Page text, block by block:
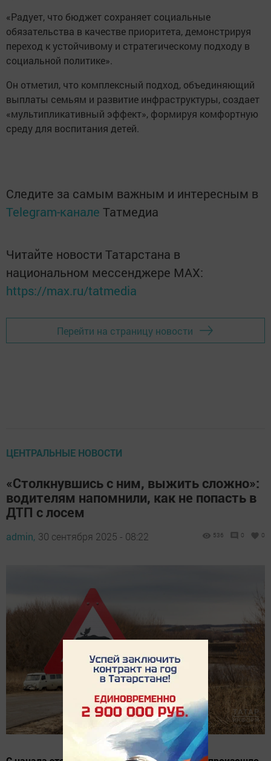
«Радует, что бюджет сохраняет социальные
обязательства в качестве приоритета, демонстрируя
переход к устойчивому и стратегическому подходу в
социальной политике».
Он отметил, что комплексный подход, объединяющий
выплаты семьям и развитие инфраструктуры, создает
«мультипликативный эффект», формируя комфортную
среду для воспитания детей.
Следите за самым важным и интересным в
Telegram-канале Татмедиа
Читайте новости Татарстана в
национальном мессенджере MАХ:
https://max.ru/tatmedia
Перейти на страницу новости
ЦЕНТРАЛЬНЫЕ НОВОСТИ
«Столкнувшись с ним, выжить сложно»:
водителям напомнили, как не попасть в
ДТП с лосем
admin, 30 сентября 2025 - 08:22 536 0 0